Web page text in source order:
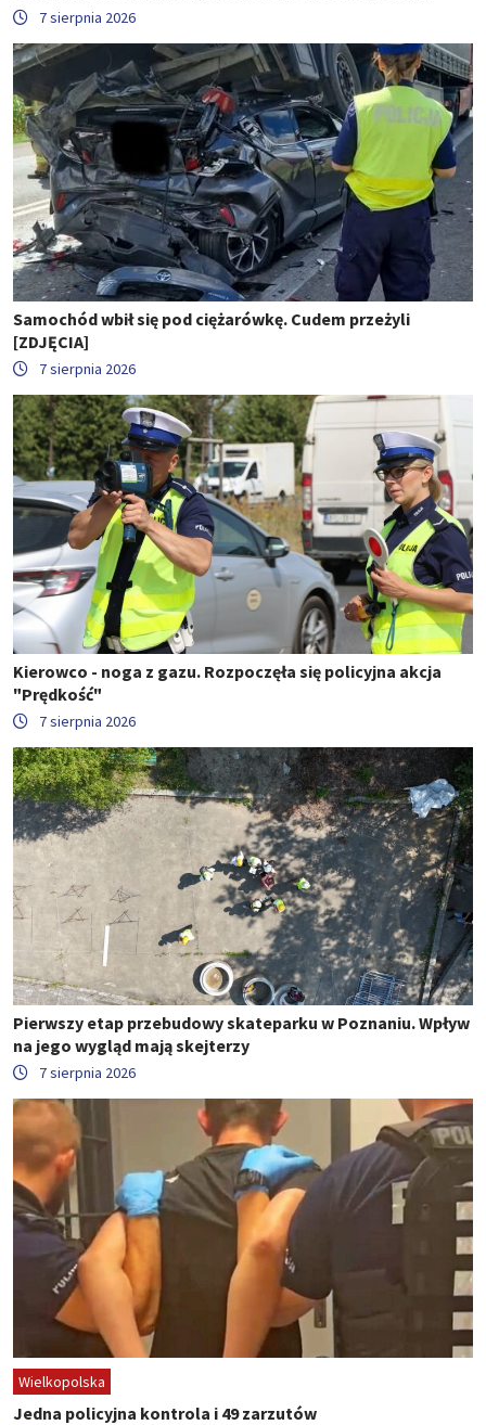
7 sierpnia 2026
Samochód wbił się pod ciężarówkę. Cudem przeżyli
[ZDJĘCIA]
7 sierpnia 2026
Kierowco - noga z gazu. Rozpoczęła się policyjna akcja
"Prędkość"
7 sierpnia 2026
Pierwszy etap przebudowy skateparku w Poznaniu. Wpływ
na jego wygląd mają skejterzy
7 sierpnia 2026
Wielkopolska
Jedna policyjna kontrola i 49 zarzutów